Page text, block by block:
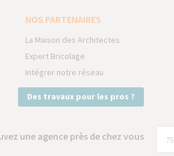
NOS PARTENAIRES
La Maison des Architectes
Expert Bricolage
Intégrer notre réseau
Des travaux pour les pros ?
une agence près de chez vous